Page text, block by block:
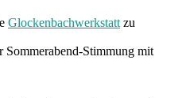
Glockenbachwerkstatt zu
Sommerabend-Stimmung mit